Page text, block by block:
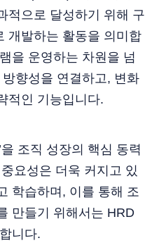
적으로 달성하기 위해 구
개발하는 활동을 의미합
을 운영하는 차원을 넘
향성을 연결하고, 변화
적인 기능입니다.
조직 성장의 핵심 동력
요성은 더욱 커지고 있
학습하며, 이를 통해 조
만들기 위해서는 HRD
니다.